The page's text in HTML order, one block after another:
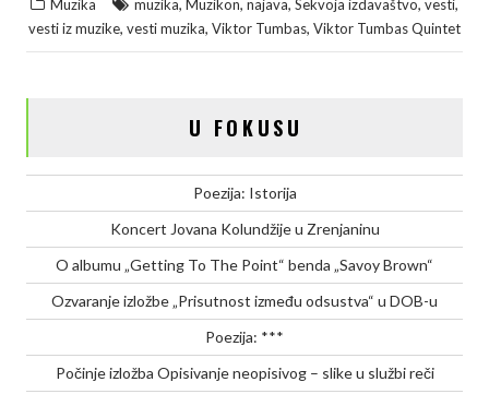
c
e
k
i
t
n
k
n
p
y
k
a
r
Muzika muzika Muzikon najava Sekvoja izdavaštvo vesti
vesti iz muzike, vesti muzika, Viktor Tumbas, Viktor Tumbas Quintet
U FOKUSU
Poezija: Istorija
Koncert Jovana Kolundžije u Zrenjaninu
O albumu „Getting To The Point“ benda „Savoy Brown“
Ozvaranje izložbe „Prisutnost između odsustva“ u DOB-u
Poezija: ***
Počinje izložba Opisivanje neopisivog – slike u službi reči